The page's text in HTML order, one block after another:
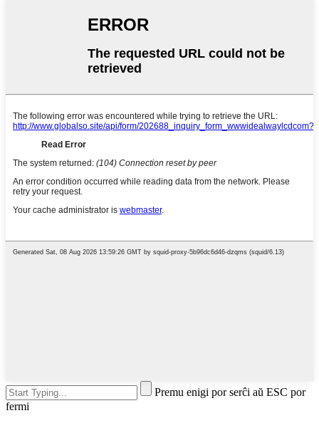
Premu enigi por serĉi aŭ ESC por
fermi